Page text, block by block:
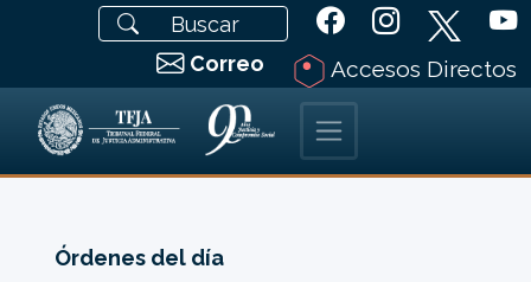
Correo Accesos Directos
Órdenes del día